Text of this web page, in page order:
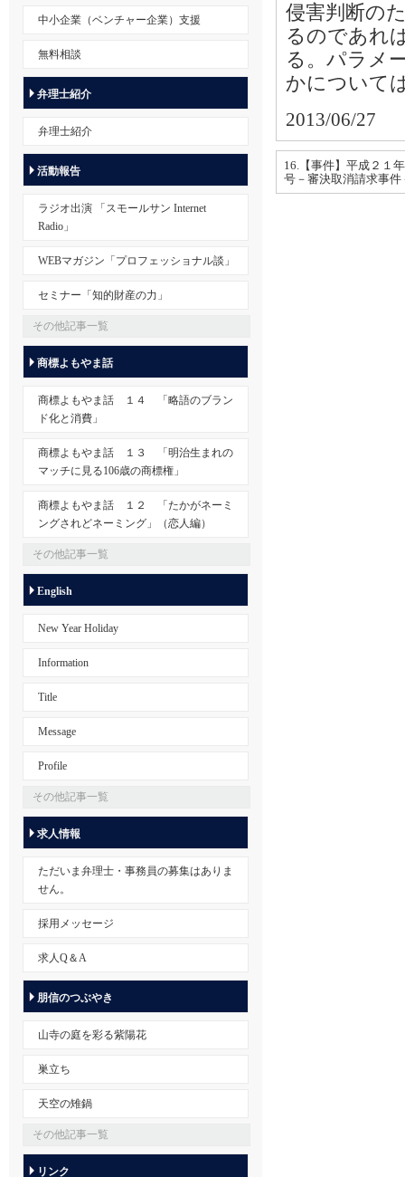
侵害判断の
るのであれ
る。パラメ
かについて
2013/06/27
16.【事件】平成２１
号－審決取消請求事件
中小企業（ベンチャー企業）支援
無料相談
弁理士紹介
弁理士紹介
活動報告
ラジオ出演 「スモールサン Internet
Radio」
WEBマガジン「プロフェッショナル談」
セミナー「知的財産の力」
その他記事一覧
商標よもやま話
商標よもやま話 １４ 「略語のブラン
ド化と消費」
商標よもやま話 １３ 「明治生まれの
マッチに見る106歳の商標権」
商標よもやま話 １２ 「たかがネーミ
ングされどネーミング」（恋人編）
その他記事一覧
English
New Year Holiday
Information
Title
Message
Profile
その他記事一覧
求人情報
ただいま弁理士・事務員の募集はありま
せん。
採用メッセージ
求人Q＆A
朋信のつぶやき
山寺の庭を彩る紫陽花
巣立ち
天空の雉鍋
その他記事一覧
リンク